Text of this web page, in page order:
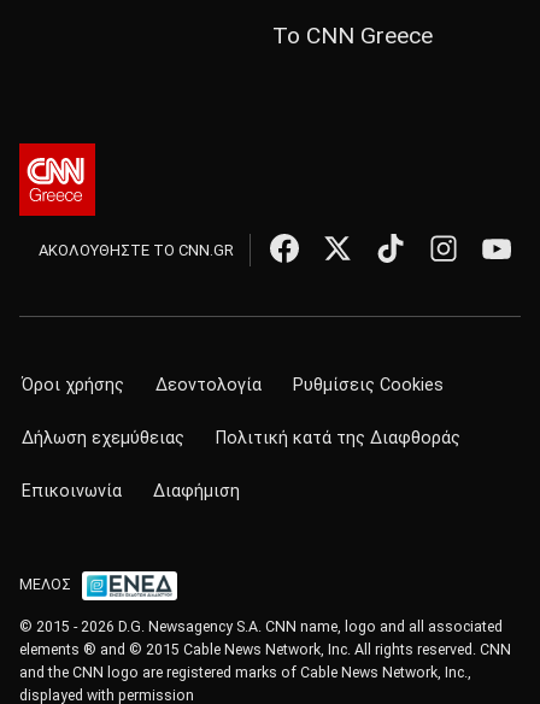
Το CNN Greece
ΑΚΟΛΟΥΘΗΣΤΕ ΤΟ CNN.GR
Όροι χρήσης Δεοντολογία Ρυθμίσεις Cookies
Δήλωση εχεμύθειας Πολιτική κατά της Διαφθοράς
Επικοινωνία Διαφήμιση
ΜΕΛΟΣ
© 2015 - 2026 D.G. Newsagency S.A. CNN name, logo and all associated
elements ® and © 2015 Cable News Network, Inc. All rights reserved. CNN
and the CNN logo are registered marks of Cable News Network, Inc.,
displayed with permission